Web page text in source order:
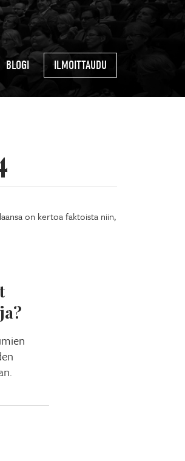
BLOGI ILMOITTAUDU
on kertoa faktoista niin,